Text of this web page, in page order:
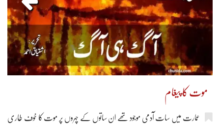
موت کا پیغام
عمارت میں سات آدمی موجود تھے ان ساتوں کے چہروں پر موت کا خوف طاری